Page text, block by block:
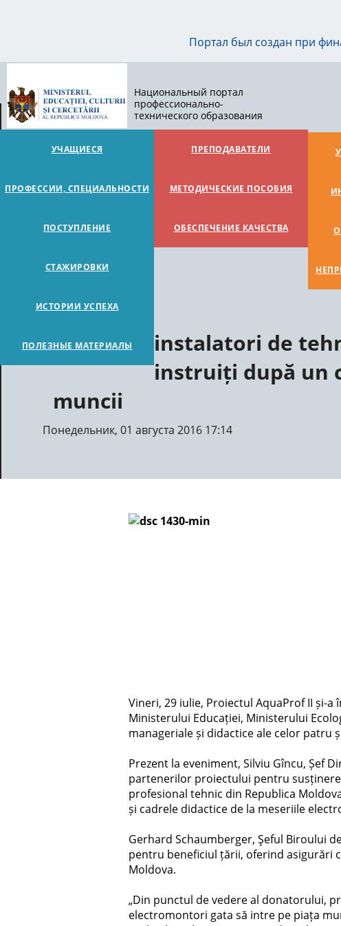
Портал был создан при
Национальный портал
профессионально-
технического образования
УЧАЩИЕСЯ
ПРОФЕССИИ, СПЕЦИАЛЬНОСТИ
ПОСТУПЛЕНИЕ
СТАЖИРОВКИ
ИСТОРИИ УСПЕХА
ПОЛЕЗНЫЕ МАТЕРИАЛЫ
ПРЕПОДАВАТЕЛИ
МЕТОДИЧЕСКИЕ ПОСОБИЯ
ОБЕСПЕЧЕНИЕ КАЧЕСТВА
instalatori de
instruiți după un
muncii
Понедельник, 01 августа 2016 17:14
Vineri, 29 iulie, Proiectul AquaProf II și-
Ministerului Educației, Ministerului
manageriale și didactice ale celor patru
Prezent la eveniment, Silviu Gîncu, Șef
partenerilor proiectului pentru
profesional tehnic din Republica
și cadrele didactice de la meseriile
Gerhard Schaumberger, Şeful Biroului
pentru beneficiul țării, oferind asigurări
Moldova.
„Din punctul de vedere al donatorului,
electromontori gata să intre pe piața